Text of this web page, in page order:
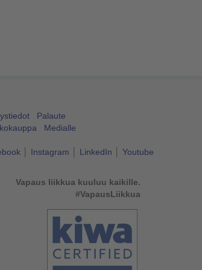
Palaute
Medialle
│ Instagram LinkedIn Youtube
Vapaus liikkua kuuluu kaikille.
#VapausLiikkua